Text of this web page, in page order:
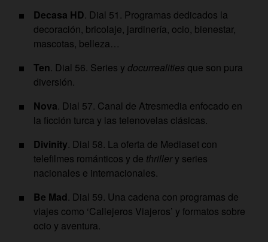
Decasa HD. Dial 51. Programas dedicados la
decoración, bricolaje, jardinería, ocio, bienestar,
mascotas, belleza…
Ten. Dial 56. Series y docurrealities que son pura
diversión.
Nova. Dial 57. Canal de Atresmedia enfocado en
la ficción turca y las telenovelas clásicas.
Divinity. Dial 58. La oferta de Mediaset con
telefilmes románticos y de thrillery series
nacionales e internacionales.
Be Mad. Dial 59. Una cadena con programas de
viajes como ‘Callejeros Viajeros’ y formatos sobre
ocio y aventura.